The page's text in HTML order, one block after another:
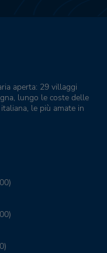
aperta: 29 villaggi
lungo le coste delle
le più amate in